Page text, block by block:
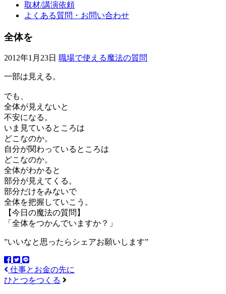
取材/講演依頼
よくある質問・お問い合わせ
全体を
2012年1月23日 職場で使える魔法の質問
一部は見える。
でも、
全体が見えないと
不安になる。
いま見ているところは
どこなのか。
自分が関わっているところは
どこなのか。
全体がわかると
部分が見えてくる。
部分だけをみないで
全体を把握していこう。
【今日の魔法の質問】
「全体をつかんでいますか？」
”いいなと思ったらシェアお願いします”
仕事とお金の先に
ひとつをつくる